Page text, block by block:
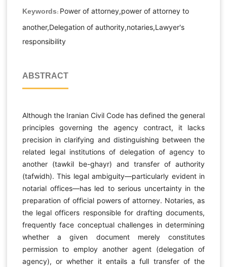
Keywords: Power of attorney,power of attorney to
another,Delegation of authority,notaries,Lawyer's
responsibility
ABSTRACT
Although the Iranian Civil Code has defined the general
principles governing the agency contract, it lacks
precision in clarifying and distinguishing between the
related legal institutions of delegation of agency to
another (tawkil be-ghayr) and transfer of authority
(tafwidh). This legal ambiguity—particularly evident in
notarial offices—has led to serious uncertainty in the
preparation of official powers of attorney. Notaries, as
the legal officers responsible for drafting documents,
frequently face conceptual challenges in determining
whether a given document merely constitutes
permission to employ another agent (delegation of
agency), or whether it entails a full transfer of the